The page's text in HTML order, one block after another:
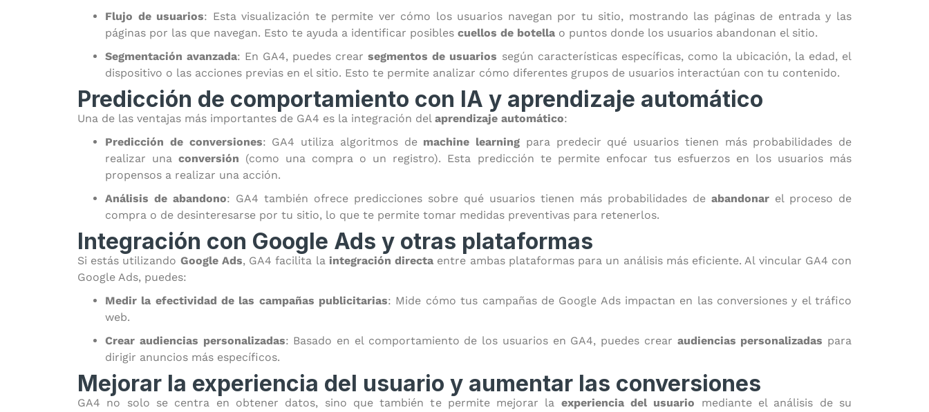
Flujo de usuarios: Esta visualización te permite ver cómo los usuarios navegan por tu sitio, mostrando las páginas de entrada y las
páginas por las que navegan. Esto te ayuda a identificar posibles cuellos de botella o puntos donde los usuarios abandonan el sitio.
Segmentación avanzada: En GA4, puedes crearsegmentos de usuarios según características específicas, como la ubicación, la edad, el
dispositivo o las acciones previas en el sitio. Esto te permite analizar cómo diferentes grupos de usuarios interactúan con tu contenido.
Predicción de comportamiento con IA y aprendizaje automático
Una de las ventajas más importantes de GA4 es la integración del aprendizaje automático:
Predicción de conversiones: GA4 utiliza algoritmos de machine learning para predecir qué usuarios tienen más probabilidades de
realizar unaconversión (como una compra o un registro). Esta predicción te permite enfocar tus esfuerzos en los usuarios más
propensos a realizar una acción.
Análisis de abandono: GA4 también ofrece predicciones sobre qué usuarios tienen más probabilidades de abandonar el proceso de
compra o de desinteresarse por tu sitio, lo que te permite tomar medidas preventivas para retenerlos.
Integración con Google Ads y otras plataformas
Si estás utilizando Google Ads, GA4 facilita la integración directa entre ambas plataformas para un análisis más eficiente. Al vincular GA4 con
Google Ads, puedes:
Medir la efectividad de las campañas publicitarias: Mide cómo tus campañas de Google Ads impactan en las conversiones y el tráfico
web.
Crear audiencias personalizadas: Basado en el comportamiento de los usuarios en GA4, puedes crear audiencias personalizadas para
dirigir anuncios más específicos.
Mejorar la experiencia del usuario y aumentar las conversiones
GA4 no solo se centra en obtener datos, sino que también te permite mejorar la experiencia del usuario mediante el análisis de su